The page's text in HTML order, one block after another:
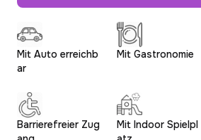
Mit Auto erreichb
ar
Mit Gastronomie
Barrierefreier Zug
Mit Indoor Spielpl